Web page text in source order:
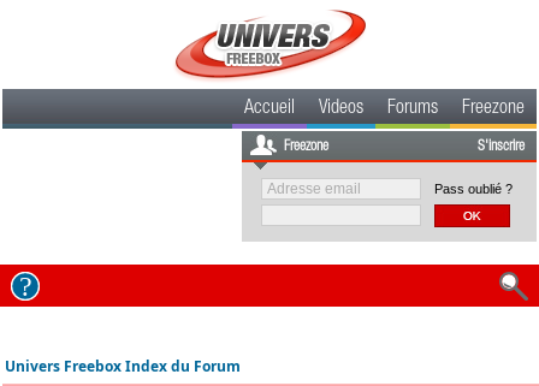
Accueil Videos Forums Freezone
Freezone S'inscrire
Pass oublié ?
Univers Freebox Index du Forum